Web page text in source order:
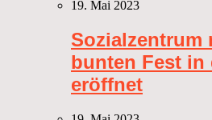
19. Mai 2023
Sozialzentrum
bunten Fest in
eröffnet